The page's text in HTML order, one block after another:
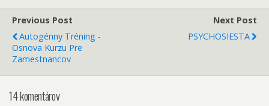
Previous Post
Autogénny Tréning -
Osnova Kurzu Pre
Zamestnancov
Next Post
PSYCHOSIESTA
14 komentárov